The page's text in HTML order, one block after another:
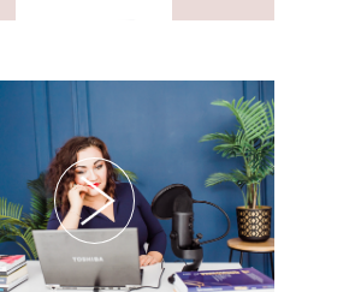
Pakiet 2 książek Doskonale
Niedoskonali TOM I, II